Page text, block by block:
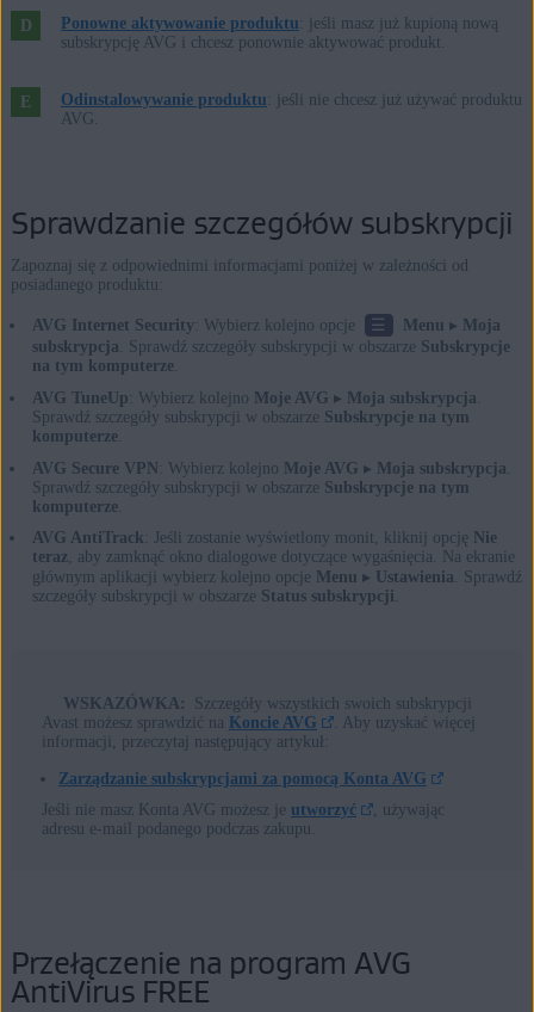
Apple macOS 11.x (Big Sur)
Apple macOS 10.15.x (Catalina)
Apple macOS 10.13.x (High Sierra)
Ponowne aktywowanie produktu : jeśli masz już kupioną nową
subskrypcję AVG i chcesz ponownie aktywować produkt.
Odinstalowywanie produktu : jeśli nie chcesz już używać produktu
AVG.
Sprawdzanie szczegółów subskrypcji
Zapoznaj się z odpowiednimi informacjami poniżej w zależności od
posiadanego produktu:
AVG Internet Security : Wybierz kolejno opcje ☰ Menu ▸ Moja
subskrypcja . Sprawdź szczegóły subskrypcji w obszarze Subskrypcje
na tym komputerze.
AVG TuneUp : Wybierz kolejno Moje AVG ▸ Moja subskrypcja
Sprawdź szczegóły subskrypcji w obszarze Subskrypcje na tym
komputerze.
AVG Secure VPN
: Wybierz kolejno Moje AVG ▸ Moja subskrypcja
Sprawdź szczegóły subskrypcji w obszarze Subskrypcje na tym
komputerze.
AVG AntiTrack : Jeśli zostanie wyświetlony monit, kliknij opcję
Nie
teraz , aby zamknąć okno dialogowe dotyczące wygaśnięcia. Na ekranie
głównym aplikacji wybierz kolejno opcje
Menu ▸ Ustawienia . Sprawdź
szczegóły subskrypcji w obszarze Status subskrypcji
WSKAZÓWKA:
Szczegóły wszystkich swoich subskrypcji
Avast możesz sprawdzić na Koncie AVG
. Aby uzyskać więcej
informacji, przeczytaj następujący artykuł:
Zarządzanie subskrypcjami za pomocą Konta AVG
Jeśli nie masz Konta AVG możesz je utworzyć
, używając
adresu e-mail podanego podczas zakupu.
Przełączenie na program AVG
AntiVirus FREE